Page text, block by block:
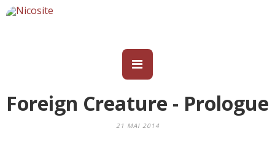
Foreign Creature - Prologue
21 MAI 2014